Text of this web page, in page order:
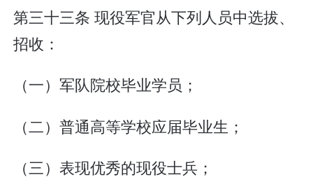
第三十三条 现役军官从下列人员中选拔、
招收：
（一）军队院校毕业学员；
（二）普通高等学校应届毕业生；
（三）表现优秀的现役士兵；